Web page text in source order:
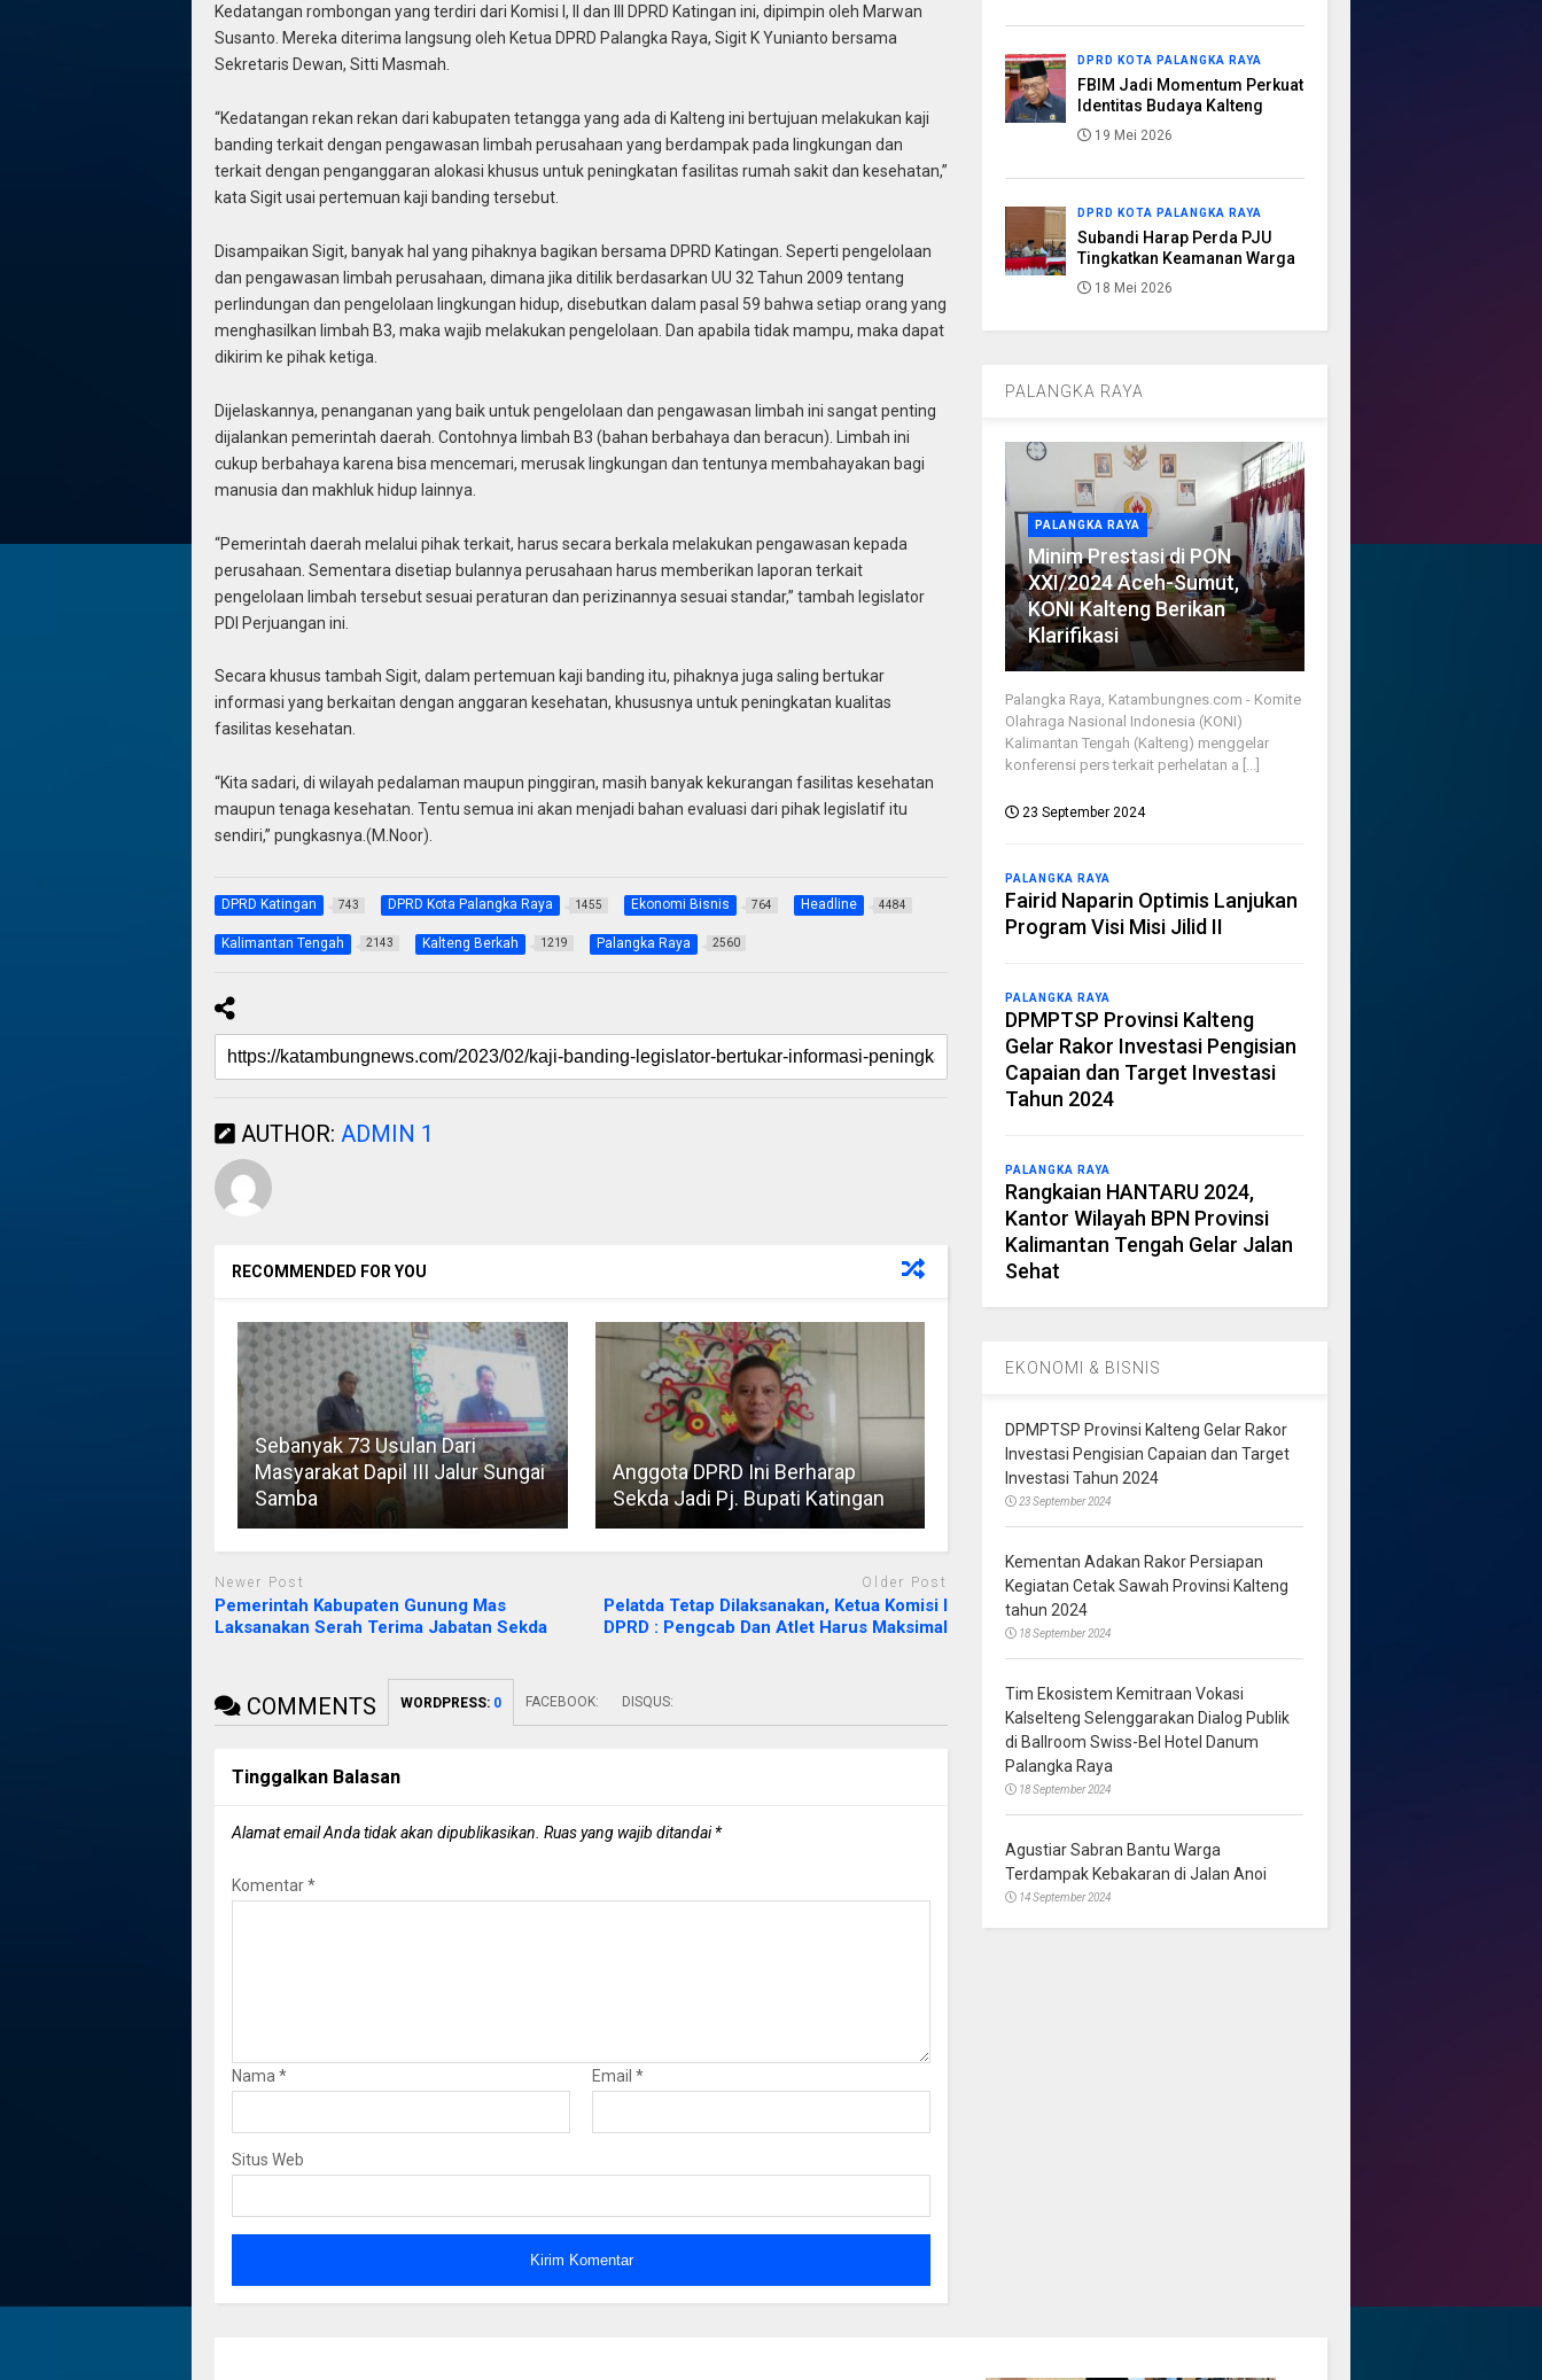
Kedatangan rombongan yang terdiri dari Komisi I, II dan III DPRD Katingan ini, dipimpin oleh Marwan
Susanto. Mereka diterima langsung oleh Ketua DPRD Palangka Raya, Sigit K Yunianto bersama
Sekretaris Dewan, Sitti Masmah.
“Kedatangan rekan rekan dari kabupaten tetangga yang ada di Kalteng ini bertujuan melakukan kaji
banding terkait dengan pengawasan limbah perusahaan yang berdampak pada lingkungan dan
terkait dengan penganggaran alokasi khusus untuk peningkatan fasilitas rumah sakit dan kesehatan,”
kata Sigit usai pertemuan kaji banding tersebut.
Disampaikan Sigit, banyak hal yang pihaknya bagikan bersama DPRD Katingan. Seperti pengelolaan
dan pengawasan limbah perusahaan, dimana jika ditilik berdasarkan UU 32 Tahun 2009 tentang
perlindungan dan pengelolaan lingkungan hidup, disebutkan dalam pasal 59 bahwa setiap orang yang
menghasilkan limbah B3, maka wajib melakukan pengelolaan. Dan apabila tidak mampu, maka dapat
dikirim ke pihak ketiga.
Dijelaskannya, penanganan yang baik untuk pengelolaan dan pengawasan limbah ini sangat penting
dijalankan pemerintah daerah. Contohnya limbah B3 (bahan berbahaya dan beracun). Limbah ini
cukup berbahaya karena bisa mencemari, merusak lingkungan dan tentunya membahayakan bagi
manusia dan makhluk hidup lainnya.
“Pemerintah daerah melalui pihak terkait, harus secara berkala melakukan pengawasan kepada
perusahaan. Sementara disetiap bulannya perusahaan harus memberikan laporan terkait
pengelolaan limbah tersebut sesuai peraturan dan perizinannya sesuai standar,” tambah legislator
PDI Perjuangan ini.
Secara khusus tambah Sigit, dalam pertemuan kaji banding itu, pihaknya juga saling bertukar
informasi yang berkaitan dengan anggaran kesehatan, khususnya untuk peningkatan kualitas
fasilitas kesehatan.
“Kita sadari, di wilayah pedalaman maupun pinggiran, masih banyak kekurangan fasilitas kesehatan
maupun tenaga kesehatan. Tentu semua ini akan menjadi bahan evaluasi dari pihak legislatif itu
sendiri,” pungkasnya.(M.Noor).
DPRD Katingan 743 DPRD Kota Palangka Raya 1455 Ekonomi Bisnis 764 Headline 4484
Kalimantan Tengah 2143 Kalteng Berkah 1219 Palangka Raya 2560
AUTHOR: ADMIN 1
RECOMMENDED FOR YOU
Sebanyak 73 Usulan Dari
Masyarakat Dapil III Jalur Sungai
Samba
Anggota DPRD Ini Berharap
Sekda Jadi Pj. Bupati Katingan
Newer Post
Pemerintah Kabupaten Gunung Mas
Laksanakan Serah Terima Jabatan Sekda
Older Post
Pelatda Tetap Dilaksanakan, Ketua Komisi I
DPRD : Pengcab Dan Atlet Harus Maksimal
COMMENTS WORDPRESS: 0 FACEBOOK: DISQUS:
Tinggalkan Balasan
Alamat email Anda tidak akan dipublikasikan. Ruas yang wajib ditandai*
Komentar*
Nama * Email *
Situs Web
DPRD KOTA PALANGKA RAYA
FBIM Jadi Momentum Perkuat
Identitas Budaya Kalteng
19 Mei 2026
DPRD KOTA PALANGKA RAYA
Subandi Harap Perda PJU
Tingkatkan Keamanan Warga
18 Mei 2026
PALANGKA RAYA
PALANGKA RAYA
Minim Prestasi di PON
XXI/2024 Aceh-Sumut,
KONI Kalteng Berikan
Klarifikasi
Palangka Raya, Katambungnes.com - Komite
Olahraga Nasional Indonesia (KONI)
Kalimantan Tengah (Kalteng) menggelar
konferensi pers terkait perhelatan a [...]
23 September 2024
PALANGKA RAYA
Fairid Naparin Optimis Lanjukan
Program Visi Misi Jilid II
PALANGKA RAYA
DPMPTSP Provinsi Kalteng
Gelar Rakor Investasi Pengisian
Capaian dan Target Investasi
Tahun 2024
PALANGKA RAYA
Rangkaian HANTARU 2024,
Kantor Wilayah BPN Provinsi
Kalimantan Tengah Gelar Jalan
Sehat
EKONOMI & BISNIS
DPMPTSP Provinsi Kalteng Gelar Rakor
Investasi Pengisian Capaian dan Target
Investasi Tahun 2024
23 September 2024
Kementan Adakan Rakor Persiapan
Kegiatan Cetak Sawah Provinsi Kalteng
tahun 2024
18 September 2024
Tim Ekosistem Kemitraan Vokasi
Kalselteng Selenggarakan Dialog Publik
di Ballroom Swiss-Bel Hotel Danum
Palangka Raya
18 September 2024
Agustiar Sabran Bantu Warga
Terdampak Kebakaran di Jalan Anoi
14 September 2024